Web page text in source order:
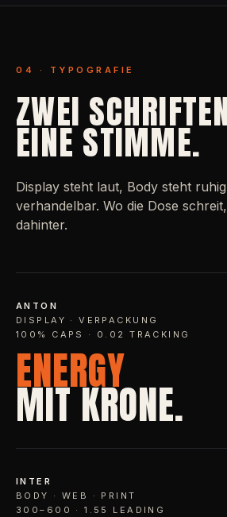
04 · TYPOGRAFIE
ZWEI
EINE STIMME.
Display steht laut, Body steht
verhandelbar. Wo die Dose
dahinter.
ANTON
DISPLAY · VERPACKUNG
100% CAPS · 0.02 TRACKING
ENERGY
MIT KRONE.
INTER
BODY · WEB · PRINT
300–600 · 1.55 LEADING